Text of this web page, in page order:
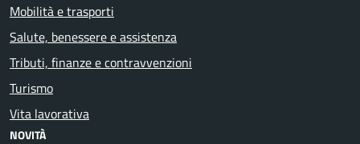
Mobilità e trasporti
Salute, benessere e assistenza
Tributi, finanze e contravvenzioni
Turismo
Vita lavorativa
NOVITÀ